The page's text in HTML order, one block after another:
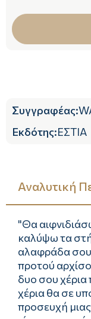
Συγγραφέας:
Εκδότης:ΕΣΤΙΑ
Αναλυτική
"Θα
καλύψω τα
αλαφράδα σου
προτού
δυο σου χέρια
χέρια θα σε
προσευχή